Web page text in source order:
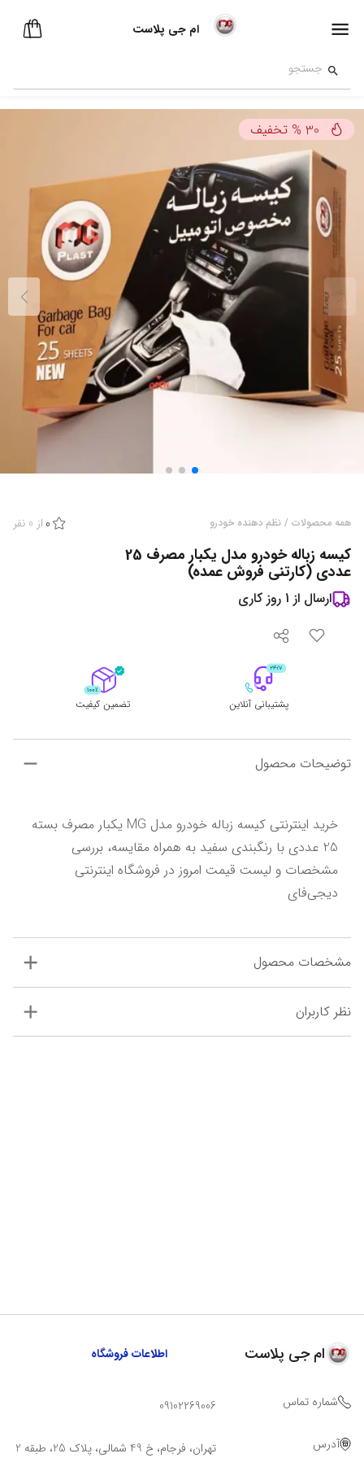
ام جی پلاست
30
% تخفیف
همه محصولات / نظم دهنده خودرو 0 از 0 نفر
کیسه زباله خودرو مدل یکبار مصرف 25
عددی (کارتنی فروش عمده)
ارسال از 1 روز کاری
پشتیبانی آنلاین تضمین کیفیت
توضیحات محصول
دیجی‌فای
مشخصات محصول
نظر کاربران
ام جی پلاست اطلاعات فروشگاه
شماره تماس 09102269006
آدرس تهران، فرجام، خ 49 شمالی، پلاک 25، طبقه 2